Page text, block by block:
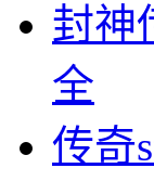
封神
全
传奇